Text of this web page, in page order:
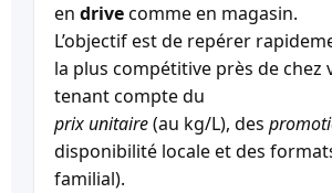
en drivecomme en magasin.
L’objectif est de repérer
la plus compétitive près de chez
tenant compte du
prix unitaire(au kg/L), des
disponibilité locale et des
familial).